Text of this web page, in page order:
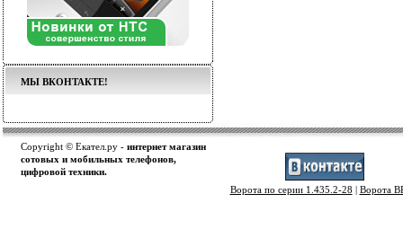
МЫ ВКОНТАКТЕ!
Copyright © Екател.ру - интернет магазин
сотовых и мобильных телефонов,
цифровой техники.
Ворота по серии 1.435.2-28 | Ворота